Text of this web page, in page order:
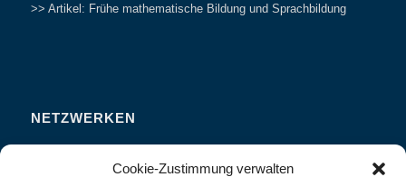
Cookie-Zustimmung verwalten
>> Artikel: Frühe mathematische Bildung und Sprachbildung
NETZWERKEN